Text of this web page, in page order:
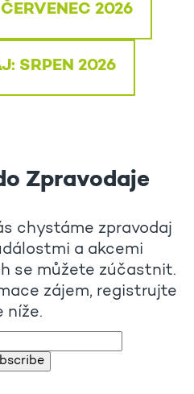
2026
SRPEN 2026
Zpravodaje
chystáme zpravodaj
a akcemi
se můžete zúčastnit.
zájem, registrujte
níže.